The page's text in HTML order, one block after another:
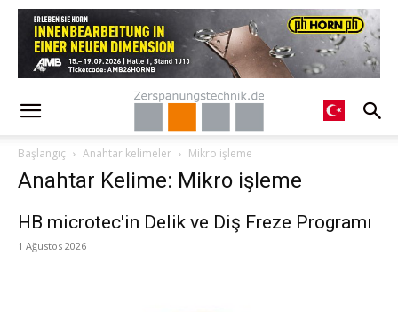
Başlangıç Anahtar kelimeler Mikro işleme
Anahtar Kelime: Mikro işleme
HB microtec'in Delik ve Diş Freze Programı
1 Ağustos 2026